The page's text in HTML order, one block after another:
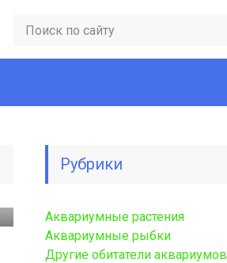
Рубрики
Аквариумные растения
Аквариумные рыбки
Другие обитатели аквариумов